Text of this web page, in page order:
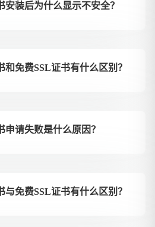
安装后为什么显示不安全？
和免费SSL证书有什么区别？
申请失败是什么原因？
与免费SSL证书有什么区别？